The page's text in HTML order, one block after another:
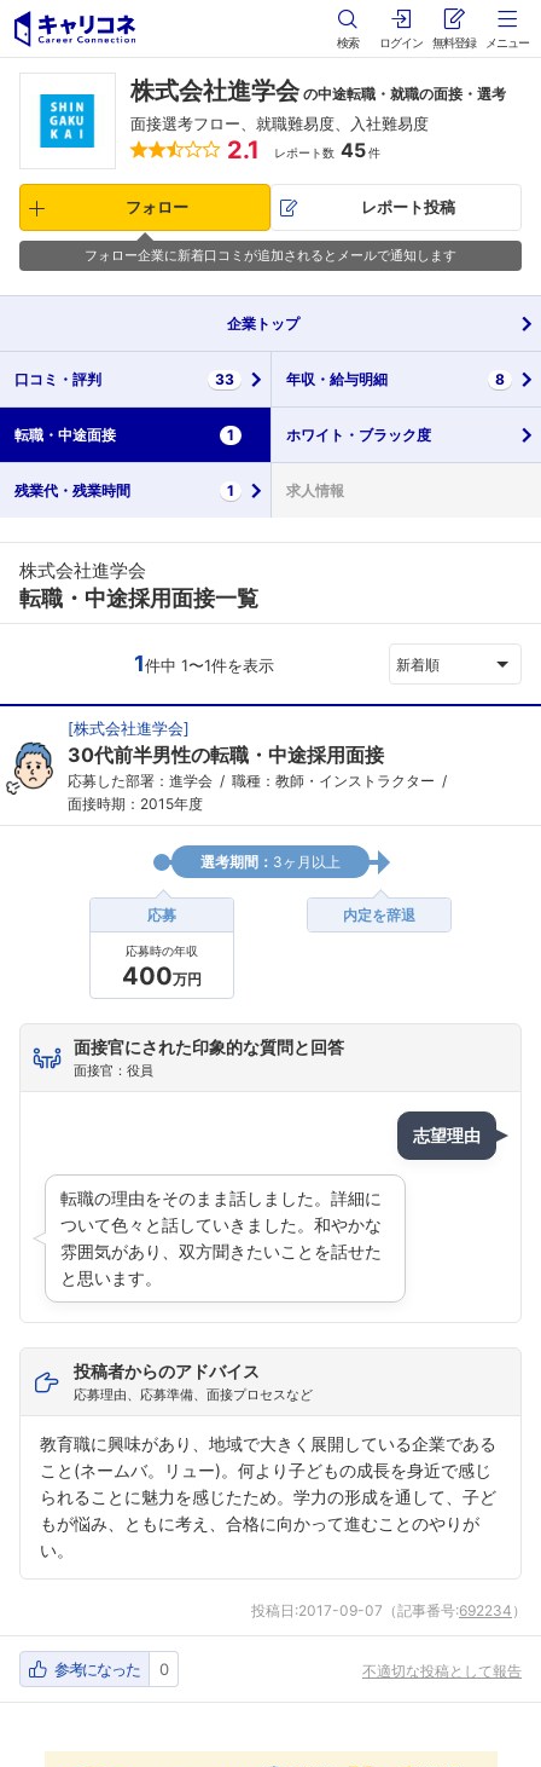
検索 ログイン 無料登録 メニュー
株式会社進学会 の中途転職・就職の面接・選考
面接選考フロー、就職難易度、入社難易度
2.1 レポート数 45件
フォロー レポート投稿
フォロー企業に新着口コミが追加されるとメールで通知します
企業 トップ
口コミ・ 評判 33 年収・ 給与明細 8
転職・ 中途面接 1 ホワイト・ ブラック度
残業代・ 残業時間 1 求人情報
株式会社進学会
転職・中途採用面接一覧
1件中 1〜1件を表示 新着順
[株式会社進学会]
30代前半男性の転職・中途採用面接
応募した部署：進学会
職種：教師・インストラクター
面接時期：2015年度
選考期間： 3ヶ月以上
応募
応募時の年収
400万円
内定を辞退
面接官にされた印象的な質問と回答
面接官：役員
志望理由
転職の理由をそのまま話しました。詳細に
ついて色々と話していきました。和やかな
雰囲気があり、双方聞きたいことを話せた
と思います。
投稿者からのアドバイス
応募理由、応募準備、面接プロセスなど
教育職に興味があり、地域で大きく展開している企業である
こと(ネームバ。リュー)。何より子どもの成長を身近で感じ
られることに魅力を感じたため。学力の形成を通して、子ど
もが悩み、ともに考え、合格に向かって進むことのやりが
い。
投稿日:2017-09-07 （記事番号:692234 ）
参考になった 0 不適切な投稿として報告